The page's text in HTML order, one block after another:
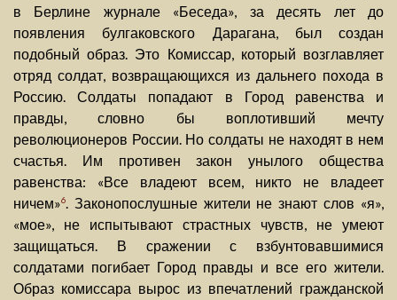
в Берлине журнале «Беседа», за десять лет до
появления булгаковского Дарагана, был создан
подобный образ. Это Комиссар, который возглавляет
отряд солдат, возвращающихся из дальнего похода в
Россию. Солдаты попадают в Город равенства и
правды, словно бы воплотивший мечту
революционеров России. Но солдаты не находят в нем
счастья. Им противен закон унылого общества
равенства: «Все владеют всем, никто не владеет
ничем»6. Законопослушные жители не знают слов «я»,
«мое», не испытывают страстных чувств, не умеют
защищаться. В сражении с взбунтовавшимися
солдатами погибает Город правды и все его жители.
Образ комиссара вырос из впечатлений гражданской